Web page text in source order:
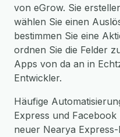
von eGrow. Sie
wählen Sie einen
bestimmen Sie eine
ordnen Sie die Felder
Apps von da an in
Entwickler.
Häufige
Express und
neuer Nearya